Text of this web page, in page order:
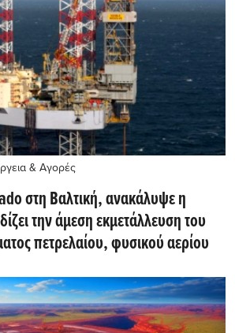
& Αγορές
στη Βαλτική, ανακάλυψε η
την άμεση εκμετάλλευση του
πετρελαίου, φυσικού αερίου